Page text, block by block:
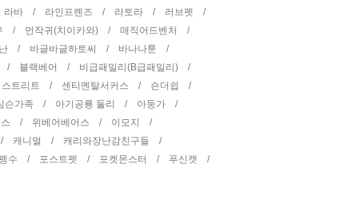
라바 / 라인프렌즈 / 라토라 / 러브펫 /
/ 먼작귀(치이카와) / 매직어드벤처 /
난 / 바글바글하토씨 / 바나나툰 /
/ 블랙베어 / 비급패밀리(B급패밀리) /
스트리트 / 센티멘탈서커스 / 숀더쉽 /
슨가족 / 아기공룡 둘리 / 아둥가 /
스 / 위베어베어스 / 이모지 /
/ 캐니멀 / 캐리와장난감친구들 /
수 / 포스트펫 / 포켓몬스터 / 푸신캣 /